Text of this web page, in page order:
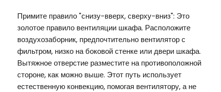
Примите правило "снизу-вверх, сверху-вниз": Это
золотое правило вентиляции шкафа. Расположите
воздухозаборник, предпочтительно вентилятор с
фильтром, низко на боковой стенке или двери шкафа.
Вытяжное отверстие разместите на противоположной
стороне, как можно выше. Этот путь использует
естественную конвекцию, помогая вентилятору, а не